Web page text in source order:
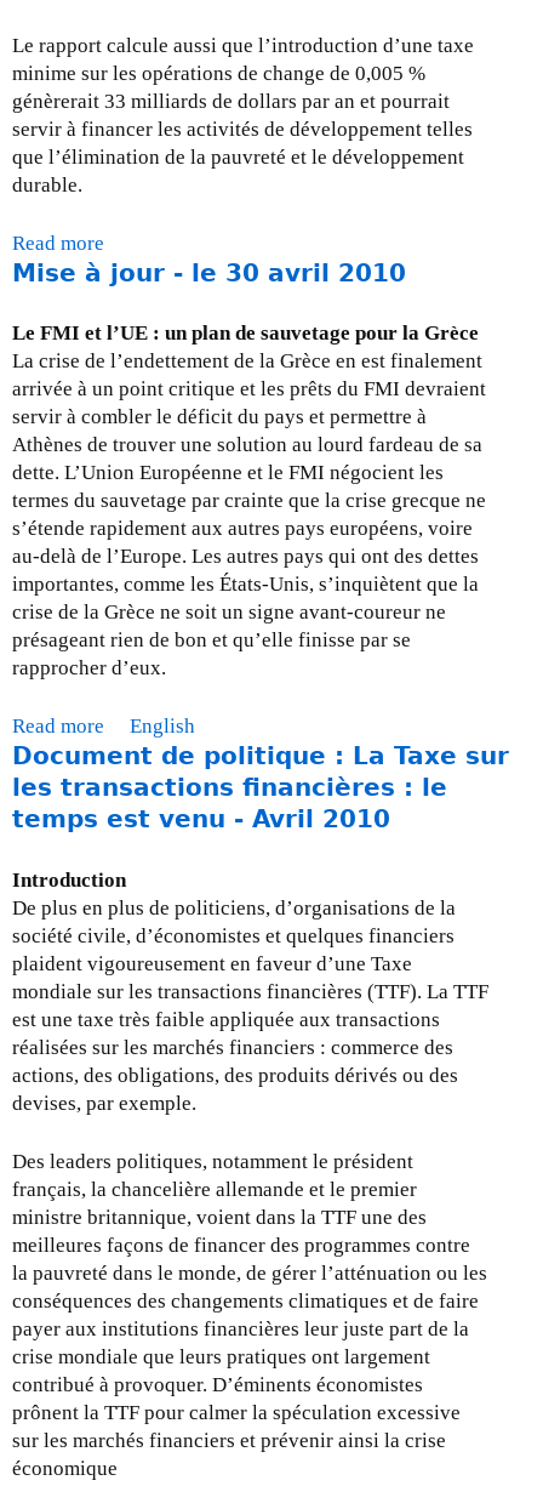
o
b
1
2
Le rapport calcule aussi que l’introduction d’une taxe
minime sur les opérations de change de 0,005 %
génèrerait 33 milliards de dollars par an et pourrait
servir à financer les activités de développement telles
que l’élimination de la pauvreté et le développement
durable.
Read more
b
u
m
i
s
e
a
j
o
u
r
-
3
o
t
2
1
0
Mise à jour - le 30 avril 2010
Le FMI et l’UE : un plan de sauvetage pour la Grèce
La crise de l’endettement de la Grèce en est finalement
arrivée à un point critique et les prêts du FMI devraient
servir à combler le déficit du pays et permettre à
Athènes de trouver une solution au lourd fardeau de sa
dette. L’Union Européenne et le FMI négocient les
termes du sauvetage par crainte que la crise grecque ne
s’étende rapidement aux autres pays européens, voire
au-delà de l’Europe. Les autres pays qui ont des dettes
importantes, comme les États-Unis, s’inquiètent que la
crise de la Grèce ne soit un signe avant-coureur ne
présageant rien de bon et qu’elle finisse par se
rapprocher d’eux.
Read more
b
o
u
i
s
e
à
j
o
u
r
-
e
3
0
a
v
r
i
l
2
0
1
0
English
Document de politique : La Taxe sur
les transactions financières : le
temps est venu - Avril 2010
Introduction
De plus en plus de politiciens, d’organisations de la
société civile, d’économistes et quelques financiers
plaident vigoureusement en faveur d’une Taxe
mondiale sur les transactions financières (TTF). La TTF
est une taxe très faible appliquée aux transactions
réalisées sur les marchés financiers : commerce des
actions, des obligations, des produits dérivés ou des
devises, par exemple.
Des leaders politiques, notamment le président
français, la chancelière allemande et le premier
ministre britannique, voient dans la TTF une des
meilleures façons de financer des programmes contre
la pauvreté dans le monde, de gérer l’atténuation ou les
conséquences des changements climatiques et de faire
payer aux institutions financières leur juste part de la
crise mondiale que leurs pratiques ont largement
contribué à provoquer. D’éminents économistes
prônent la TTF pour calmer la spéculation excessive
sur les marchés financiers et prévenir ainsi la crise
économique